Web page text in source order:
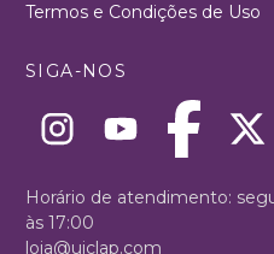
Termos e Condições de Uso
SIGA-NOS
Horário de atendimento:
às 17:00
loja@uiclap.com